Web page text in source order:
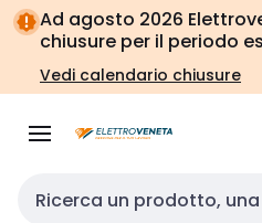
Vai alla
navigazione
Vai
alla
pagina
Ad agosto 2026
chiusure per il periodo
Vedi calendario chiusure
Cerca input